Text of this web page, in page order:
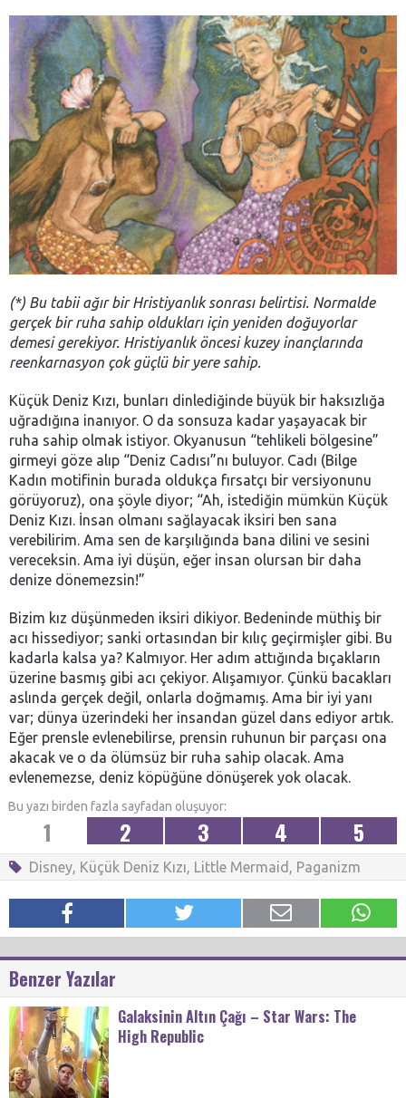
(*) Bu tabii ağır bir Hristiyanlık sonrası belirtisi. Normalde
gerçek bir ruha sahip oldukları için yeniden doğuyorlar
demesi gerekiyor. Hristiyanlık öncesi kuzey inançlarında
reenkarnasyon çok güçlü bir yere sahip.
Küçük Deniz Kızı, bunları dinlediğinde büyük bir haksızlığa
uğradığına inanıyor. O da sonsuza kadar yaşayacak bir
ruha sahip olmak istiyor. Okyanusun “tehlikeli bölgesine”
girmeyi göze alıp “Deniz Cadısı”nı buluyor. Cadı (Bilge
Kadın motifinin burada oldukça fırsatçı bir versiyonunu
görüyoruz), ona şöyle diyor; “Ah, istediğin mümkün Küçük
Deniz Kızı. İnsan olmanı sağlayacak iksiri ben sana
verebilirim. Ama sen de karşılığında bana dilini ve sesini
vereceksin. Ama iyi düşün, eğer insan olursan bir daha
denize dönemezsin!”
Bizim kız düşünmeden iksiri dikiyor. Bedeninde müthiş bir
acı hissediyor; sanki ortasından bir kılıç geçirmişler gibi. Bu
kadarla kalsa ya? Kalmıyor. Her adım attığında bıçakların
üzerine basmış gibi acı çekiyor. Alışamıyor. Çünkü bacakları
aslında gerçek değil, onlarla doğmamış. Ama bir iyi yanı
var; dünya üzerindeki her insandan güzel dans ediyor artık.
Eğer prensle evlenebilirse, prensin ruhunun bir parçası ona
akacak ve o da ölümsüz bir ruha sahip olacak. Ama
evlenemezse, deniz köpüğüne dönüşerek yok olacak.
Bu yazı birden fazla sayfadan oluşuyor:
1 2 3 4 5
Disney, Küçük Deniz Kızı, Little Mermaid , Paganizm
Benzer Yazılar
Galaksinin Altın Çağı – Star Wars: The
High Republic